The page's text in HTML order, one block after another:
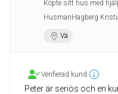
Köpte sitt hus med
HusmanHagberg
Vä
Verifierad kund
Peter är seriös och en